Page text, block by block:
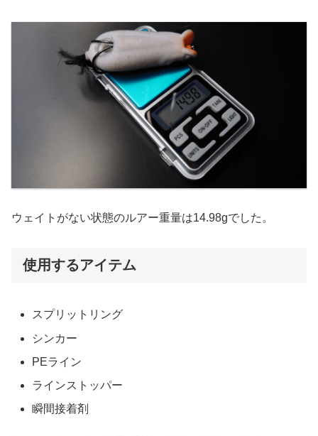
ウェイトがない状態のルアー重量は14.98gでした。
使用するアイテム
スプリットリング
シンカー
PEライン
ラインストッパー
瞬間接着剤